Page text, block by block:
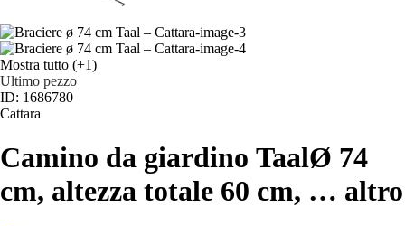
Mostra tutto (+1)
Ultimo pezzo
ID: 1686780
Cattara
Camino da giardino TaalØ 74
cm, altezza totale 60 cm, … altro